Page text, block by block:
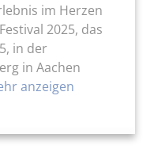
im Herzen
2025, das
in der
in Aachen
anzeigen